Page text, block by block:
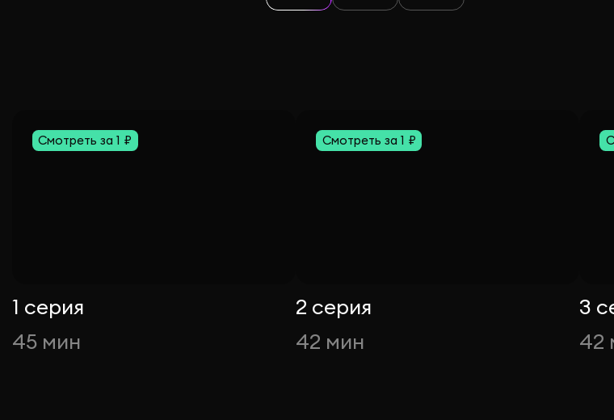
Смотреть за 1 ₽
1 серия
45 мин
Смотреть за 1 ₽
2 серия
42 мин
3
42